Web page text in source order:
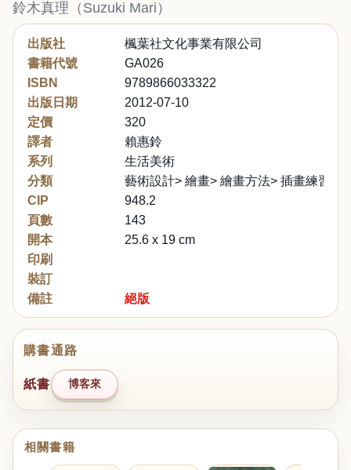
鈴木真理（Suzuki Mari）
出版社
楓葉社文化事業有限公司
書籍代號
GA026
ISBN
9789866033322
出版日期
2012-07-10
定價
320
譯者
賴惠鈴
系列
生活美術
分類
藝術設計> 繪畫> 繪畫方法> 插畫練習
CIP
948.2
頁數
143
開本
25.6 x 19 cm
印刷
裝訂
備註
絕版
購書通路
紙書 博客來
相關書籍